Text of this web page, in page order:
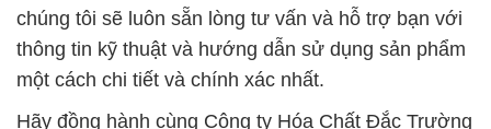
chúng tôi sẽ luôn sẵn lòng tư vấn và hỗ trợ bạn với
thông tin kỹ thuật và hướng dẫn sử dụng sản phẩm
một cách chi tiết và chính xác nhất.
Hãy đồng hành cùng Công ty Hóa Chất Đắc Trường